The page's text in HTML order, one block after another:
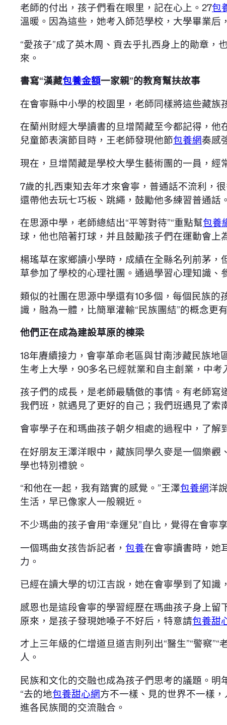
老師的付出，孩子們看在眼里，記在心上。27包
溫暖。因為這些，她考入師范學校，大學畢業
“愛孩子”成了英木周、貢去乎扎西身上的勛章
來。
書寫“漢藏包養金額一家親”的教育幫扶故事
在會寧縣中小學的校園里，老師同樣將這些藏族
在蘭州財經大學讀書的旦增鬧藏至今都記得，
兒童節表演節目時，王老師發現他節包養網奏感
現在，旦增鬧藏是學校大學生藝術團的一員，經
7歲的扎西東知去年才來會寧，普通話不流利，
還帶他去玩七巧板、跳繩，鼓勵他多練習普通話。
在思源中學，老師總結出“平等對待”“重點幫包養
球，他也陪著打球，并且鼓勵孩子們在運動會上
楊瑤草在家鄉讀小學時，成績在全縣名列前茅
草參加了學校的心理社團。通過學習心理知識
類似的社團在思源中學還有10多個，每個民族
識，融為一體，比簡單灌輸“民族團結”的概念更
他們正在成為建設草原的棟梁
18年賡續接力，會寧革命老區與甘南涉藏民族
生考上大學，90多名已經就業和自主創業，中考
孩子們的成長，是老師最驕傲的事情。有老師
我們班，就遇見了更好的自己；我們班遇見了索
會寧學子在和瑪曲孩子朝夕相處的過程中，了解
在好朋友王澤洋眼中，藏族同學久麥是一個樂
學也特別禮貌。
“和他在一起，我有踏實的感覺。”王澤包養網洋
生活，早已像家人一般親近。
不少瑪曲的孩子會用“幸運兒”自比，覺得在會寧
一個瑪曲女孩告訴記者， 包養在會寧讀書時，她
力。
已經在讀大學的切江吉說，她在會寧學到了知識
感恩也是這段會寧的學習經歷在瑪曲孩子身上
原來，是孩子發現她嗓子不好后，特意請包養甜
才上三年級的仁增道旦道吉則列出“醫生”“警察”“
人。
民族和文化的交融也成為孩子們思考的議題。
“去的地包養甜心網方不一樣、見的世界不一樣
進各民族間的交流融合。